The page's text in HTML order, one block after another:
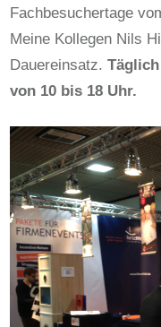
Fachbesuchertage
Meine Kollegen Nils
Dauereinsatz.
von 10 bis 18 Uhr.